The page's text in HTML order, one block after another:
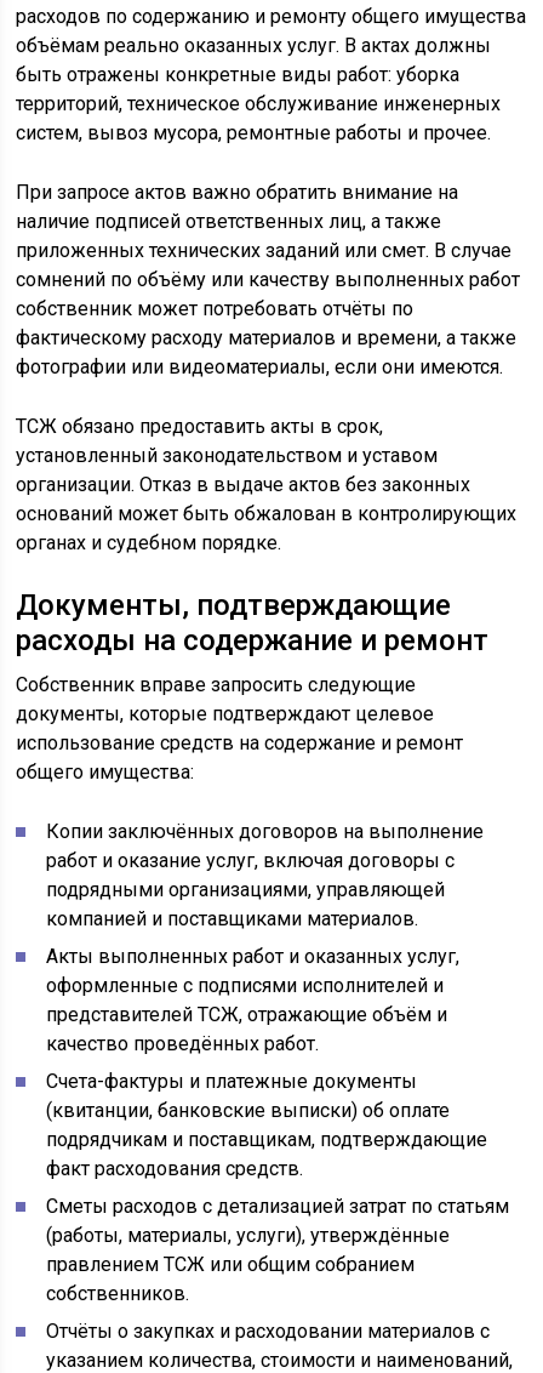
расходов по содержанию и ремонту общего имущества
объёмам реально оказанных услуг. В актах должны
быть отражены конкретные виды работ: уборка
территорий, техническое обслуживание инженерных
систем, вывоз мусора, ремонтные работы и прочее.
При запросе актов важно обратить внимание на
наличие подписей ответственных лиц, а также
приложенных технических заданий или смет. В случае
сомнений по объёму или качеству выполненных работ
собственник может потребовать отчёты по
фактическому расходу материалов и времени, а также
фотографии или видеоматериалы, если они имеются.
ТСЖ обязано предоставить акты в срок,
установленный законодательством и уставом
организации. Отказ в выдаче актов без законных
оснований может быть обжалован в контролирующих
органах и судебном порядке.
Документы, подтверждающие
расходы на содержание и ремонт
Собственник вправе запросить следующие
документы, которые подтверждают целевое
использование средств на содержание и ремонт
общего имущества:
Копии заключённых договоров на выполнение
работ и оказание услуг, включая договоры с
подрядными организациями, управляющей
компанией и поставщиками материалов.
Акты выполненных работ и оказанных услуг,
оформленные с подписями исполнителей и
представителей ТСЖ, отражающие объём и
качество проведённых работ.
Счета-фактуры и платежные документы
(квитанции, банковские выписки) об оплате
подрядчикам и поставщикам, подтверждающие
факт расходования средств.
Сметы расходов с детализацией затрат по статьям
(работы, материалы, услуги), утверждённые
правлением ТСЖ или общим собранием
собственников.
Отчёты о закупках и расходовании материалов с
указанием количества, стоимости и наименований,